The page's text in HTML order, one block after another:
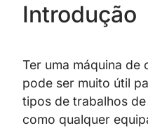
Introdução
Ter uma máquina de
pode ser muito útil
tipos de trabalhos
como qualquer